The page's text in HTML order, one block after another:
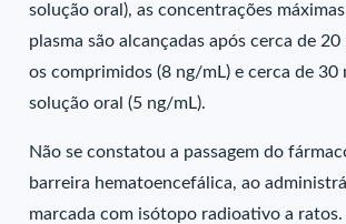
solução oral), as concentrações
plasma são alcançadas após cerca de
os comprimidos (8 ng/mL) e cerca de 30
solução oral (5 ng/mL).
Não se constatou a passagem do
barreira hematoencefálica, ao
marcada com isótopo radioativo a ratos.